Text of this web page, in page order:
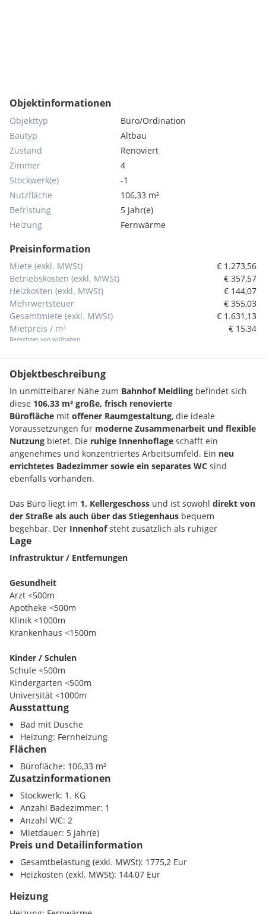
Objektinformationen
Objekttyp
Büro/Ordination
Bautyp
Altbau
Zustand
Renoviert
Zimmer
4
Stockwerk(e)
-1
Nutzfläche
106,33 m²
Befristung
5 Jahr(e)
Heizung
Fernwärme
Preisinformation
Miete (exkl. MWSt)
€ 1.273,56
Betriebskosten (exkl. MWSt)
€ 357,57
Heizkosten (exkl. MWSt)
€ 144,07
Mehrwertsteuer
€ 355,03
Gesamtmiete (exkl. MWSt)
€ 1.631,13
Mietpreis / m²
Berechnet von willhaben
€ 15,34
Objektbeschreibung
In unmittelbarer Nähe zum Bahnhof Meidling befindet sich
diese 106,33 m² große, frisch renovierte
Bürofläche mit offener Raumgestaltung, die ideale
Voraussetzungen für moderne Zusammenarbeit und flexible
Nutzung bietet. Die ruhige Innenhoflage schafft ein
angenehmes und konzentriertes Arbeitsumfeld. Ein neu
errichtetes Badezimmer sowie ein separates WC sind
ebenfalls vorhanden.
Das Büro liegt im 1. Kellergeschoss und ist sowohl direkt von
der Straße als auch über das Stiegenhaus bequem
begehbar. Der Innenhofsteht zusätzlich als ruhiger
Rückzugs- oder Aufenthaltsbereich zur Verfügung. Die
Räumlichkeiten eignen sich ideal für
, die eine
ruhige Arbeitsumgebung
Die Bürofläche ist
ihrezentrale Lage
HIGHLIGHTS
Frisch renovierte Bürofläche
Neues Badezimmer und neues (separates) WC
Sehr gute Verkehrsanbindung (Bahnhof Meidling)
Ruhige Lage
INFOS ZUM BÜRO:
STOCKWERK: 1. KG
BEZIEHBAR: Sofort
NUTZFLÄCHE: 106,33 m²
MÖBLIERT: Dusche, Waschbecken und WC
HEIZUNG: Fernwärme
VERKEHRSANBINDUNG: Bus: 7A, 8A Hohenbergstraße, 9A
Ruckergasse, U6 Bahnhof Meidling
Lage
Infrastruktur / Entfernungen
Gesundheit
Arzt <500m
Apotheke <500m
Klinik <1000m
Krankenhaus <1500m
Kinder / Schulen
Schule <500m
Kindergarten <500m
Universität <1000m
Höhere Schule <1000m
Nahversorgung
Supermarkt <500m
Einkaufszentrum <500m
Verkehr
U-Bahn <500m
Bahnhof <500m
Autobahnanschluss <2000m
Sonstige
Bank <500m
Polizei <500m
Ausstattung
Bad mit Dusche
Heizung: Fernheizung
Flächen
Bürofläche: 106,33 m²
Zusatzinformationen
Stockwerk: 1. KG
Anzahl Badezimmer: 1
Anzahl WC: 2
Mietdauer: 5 Jahr(e)
Preis und Detailinformation
Gesamtbelastung (exkl. MWSt): 1775,2 Eur
Heizkosten (exkl. MWSt): 144,07 Eur
Heizung